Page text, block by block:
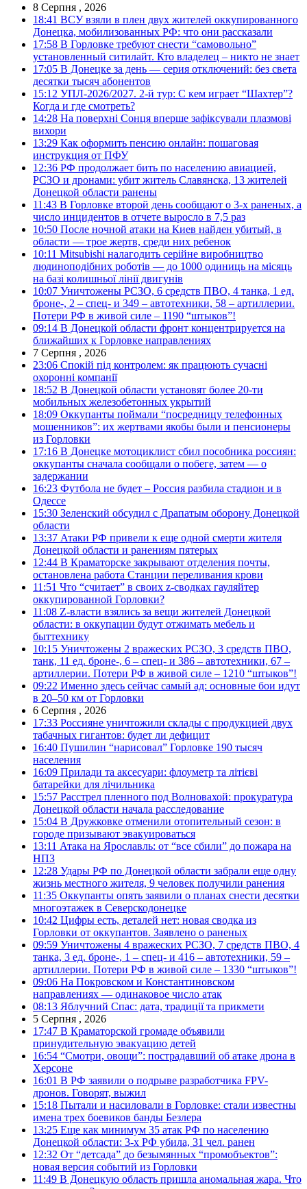
8 Серпня , 2026
18:41 ВСУ взяли в плен двух жителей оккупированного
Донецка, мобилизованных РФ: что они рассказали
17:58 В Горловке требуют снести “самовольно”
установленный ситилайт. Кто владелец – никто не знает
17:05 В Донецке за день — серия отключений: без света
десятки тысяч абонентов
15:12 УПЛ-2026/2027. 2-й тур: С кем играет “Шахтер”?
Когда и где смотреть?
14:28 На поверхні Сонця вперше зафіксували плазмові
вихори
13:29 Как оформить пенсию онлайн: пошаговая
инструкция от ПФУ
12:36 РФ продолжает бить по населению авиацией,
РСЗО и дронами: убит житель Славянска, 13 жителей
Донецкой области ранены
11:43 В Горловке второй день сообщают о 3-х раненых, а
число инцидентов в отчете выросло в 7,5 раз
10:50 После ночной атаки на Киев найден убитый, в
области — трое жертв, среди них ребенок
10:11 Mitsubishi налагодить серійне виробництво
людиноподібних роботів — до 1000 одиниць на місяць
на базі колишньої лінії двигунів
10:07 Уничтожены РСЗО, 6 средств ПВО, 4 танка, 1 ед.
броне-, 2 – спец- и 349 – автотехники, 58 – артиллерии.
Потери РФ в живой силе – 1190 “штыков”!
09:14 В Донецкой области фронт концентрируется на
ближайших к Горловке направлениях
7 Серпня , 2026
23:06 Спокій під контролем: як працюють сучасні
охоронні компанії
18:52 В Донецкой области установят более 20-ти
мобильных железобетонных укрытий
18:09 Оккупанты поймали “посредницу телефонных
мошенников”: их жертвами якобы были и пенсионеры
из Горловки
17:16 В Донецке мотоциклист сбил пособника россиян:
оккупанты сначала сообщали о побеге, затем — о
задержании
16:23 Футбола не будет – Россия разбила стадион и в
Одессе
15:30 Зеленский обсудил с Драпатым оборону Донецкой
области
13:37 Атаки РФ привели к еще одной смерти жителя
Донецкой области и ранениям пятерых
12:44 В Краматорске закрывают отделения почты,
остановлена работа Станции переливания крови
11:51 Что “считает” в своих z-сводках гауляйтер
оккупированной Горловки?
11:08 Z-власти взялись за вещи жителей Донецкой
области: в оккупации будут отжимать мебель и
быттехнику
10:15 Уничтожены 2 вражеских РСЗО, 3 средств ПВО,
танк, 11 ед. броне-, 6 – спец- и 386 – автотехники, 67 –
артиллерии. Потери РФ в живой силе – 1210 “штыков”!
09:22 Именно здесь сейчас самый ад: основные бои идут
в 20–50 км от Горловки
6 Серпня , 2026
17:33 Россияне уничтожили склады с продукцией двух
табачных гигантов: будет ли дефицит
16:40 Пушилин “нарисовал” Горловке 190 тысяч
населения
16:09 Прилади та аксесуари: флоуметр та літієві
батарейки для лічильника
15:57 Расстрел пленного под Волновахой: прокуратура
Донецкой области начала расследование
15:04 В Дружковке отменили отопительный сезон: в
городе призывают эвакуироваться
13:11 Атака на Ярославль: от “все сбили” до пожара на
НПЗ
12:28 Удары РФ по Донецкой области забрали еще одну
жизнь местного жителя, 9 человек получили ранения
11:35 Оккупанты опять заявили о планах снести десятки
многоэтажек в Северскодонецке
10:42 Цифры есть, деталей нет: новая сводка из
Горловки от оккупантов. Заявлено о раненых
09:59 Уничтожены 4 вражеских РСЗО, 7 средств ПВО, 4
танка, 3 ед. броне-, 1 – спец- и 416 – автотехники, 59 –
артиллерии. Потери РФ в живой силе – 1330 “штыков”!
09:06 На Покровском и Константиновском
направлениях — одинаковое число атак
08:13 Яблучний Спас: дата, традиції та прикмети
5 Серпня , 2026
17:47 В Краматорской громаде объявили
принудительную эвакуацию детей
16:54 “Смотри, овощи”: пострадавший об атаке дрона в
Херсоне
16:01 В РФ заявили о подрыве разработчика FPV-
дронов. Говорят, выжил
15:18 Пытали и насиловали в Горловке: стали известны
имена трех боевиков банды Безлера
13:25 Еще как минимум 35 атак РФ по населению
Донецкой области: 3-х РФ убила, 31 чел. ранен
12:32 От “детсада” до безымянных “промобъектов”:
новая версия событий из Горловки
11:49 В Донецкую область пришла аномальная жара. Что